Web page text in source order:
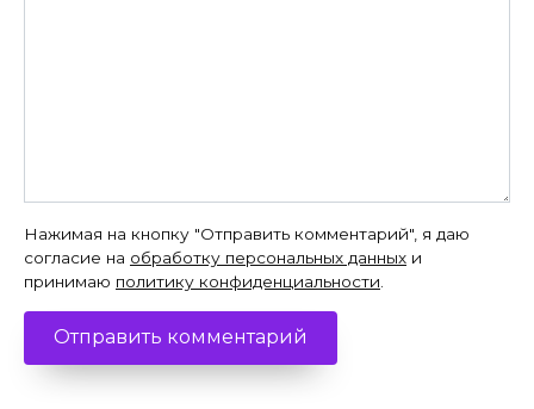
Нажимая на кнопку "Отправить комментарий", я даю
согласие на обработку персональных данных и
принимаю политику конфиденциальности